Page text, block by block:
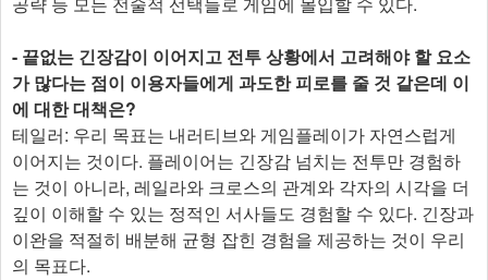
- 끝없는 긴장감이 이어지고 전투 상황에서 고려해야 할 요소
가 많다는 점이 이용자들에게 과도한 피로를 줄 것 같은데 이
에 대한 대책은?
테일러: 우리 목표는 내러티브와 게임플레이가 자연스럽게
이어지는 것이다. 플레이어는 긴장감 넘치는 전투만 경험하
는 것이 아니라, 레일라와 크로스의 관계와 각자의 시각을 더
깊이 이해할 수 있는 정적인 서사들도 경험할 수 있다. 긴장과
이완을 적절히 배분해 균형 잡힌 경험을 제공하는 것이 우리
의 목표다.